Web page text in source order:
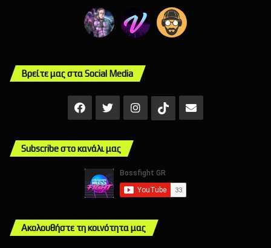
Βρείτε μας στα Social Media
Facebook
X InstagramTikTokMail
Subscribe στο κανάλι μας
Ακολουθήστε τη κοινότητα μας